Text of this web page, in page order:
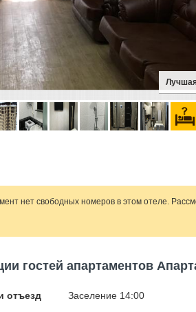
нет свободных номеров в этом отеле.
гостей апартаментов
отъезд Заселение 14:00